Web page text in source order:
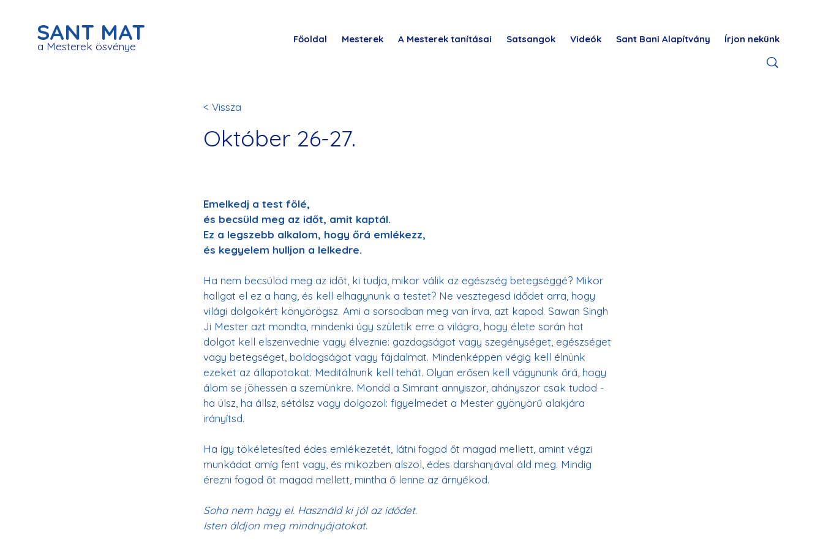
SANT MAT
a Mesterek ösvénye
Főoldal Mesterek A Mesterek tanításai Satsangok Videók Sant Bani Alapítvány Írjon nekünk
< Vissza
Október 26-27.
Emelkedj a test fölé,
és becsüld meg az időt, amit kaptál.
Ez a legszebb alkalom, hogy őrá emlékezz,
és kegyelem hulljon a lelkedre.
Ha nem becsülöd meg az időt, ki tudja, mikor válik az egészség betegséggé? Mikor
hallgat el ez a hang, és kell elhagynunk a testet? Ne vesztegesd idődet arra, hogy
világi dolgokért könyörögsz. Ami a sorsodban meg van írva, azt kapod. Sawan Singh
Ji Mester azt mondta, mindenki úgy születik erre a világra, hogy élete során hat
dolgot kell elszenvednie vagy élveznie: gazdagságot vagy szegénységet, egészséget
vagy betegséget, boldogságot vagy fájdalmat. Mindenképpen végig kell élnünk
ezeket az állapotokat. Meditálnunk kell tehát. Olyan erősen kell vágynunk őrá, hogy
álom se jöhessen a szemünkre. Mondd a Simrant annyiszor, ahányszor csak tudod -
ha ülsz, ha állsz, sétálsz vagy dolgozol: figyelmedet a Mester gyönyörű alakjára
irányítsd.
Ha így tökéletesíted édes emlékezetét, látni fogod őt magad mellett, amint végzi
munkádat amíg fent vagy, és miközben alszol, édes darshanjával áld meg. Mindig
érezni fogod őt magad mellett, mintha ő lenne az árnyékod.
Soha nem hagy el. Használd ki jól az idődet.
Isten áldjon meg mindnyájatokat.